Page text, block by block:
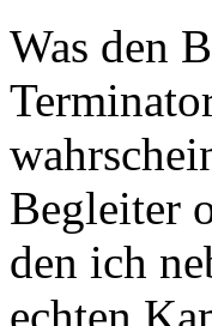
Was den
Begleiter
den ich
echten